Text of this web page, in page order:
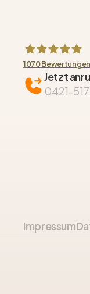
HAUBNER
1070
Jetzt
0421-
Impressum